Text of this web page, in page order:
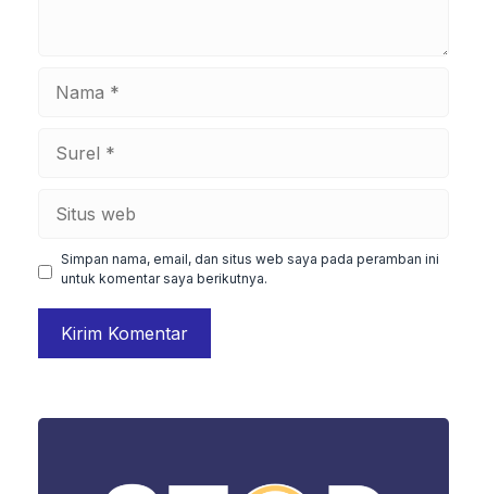
Simpan nama, email, dan situs web saya pada peramban ini
untuk komentar saya berikutnya.